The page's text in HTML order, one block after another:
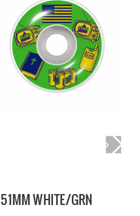
WHITE/GRN